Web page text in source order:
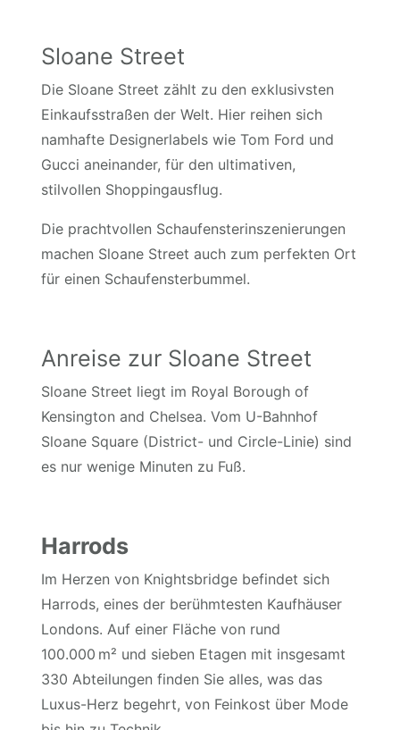
Sloane Street
Die Sloane Street zählt zu den exklusivsten
Einkaufsstraßen der Welt. Hier reihen sich
namhafte Designerlabels wie Tom Ford und
Gucci aneinander, für den ultimativen,
stilvollen Shoppingausflug.
Die prachtvollen Schaufensterinszenierungen
machen Sloane Street auch zum perfekten Ort
für einen Schaufensterbummel.
Anreise zur Sloane Street
Sloane Street liegt im Royal Borough of
Kensington and Chelsea. Vom U-Bahnhof
Sloane Square (District- und Circle-Linie) sind
es nur wenige Minuten zu Fuß.
Harrods
Im Herzen von Knightsbridge befindet sich
Harrods, eines der berühmtesten Kaufhäuser
Londons. Auf einer Fläche von rund
100.000 m² und sieben Etagen mit insgesamt
330 Abteilungen finden Sie alles, was das
Luxus-Herz begehrt, von Feinkost über Mode